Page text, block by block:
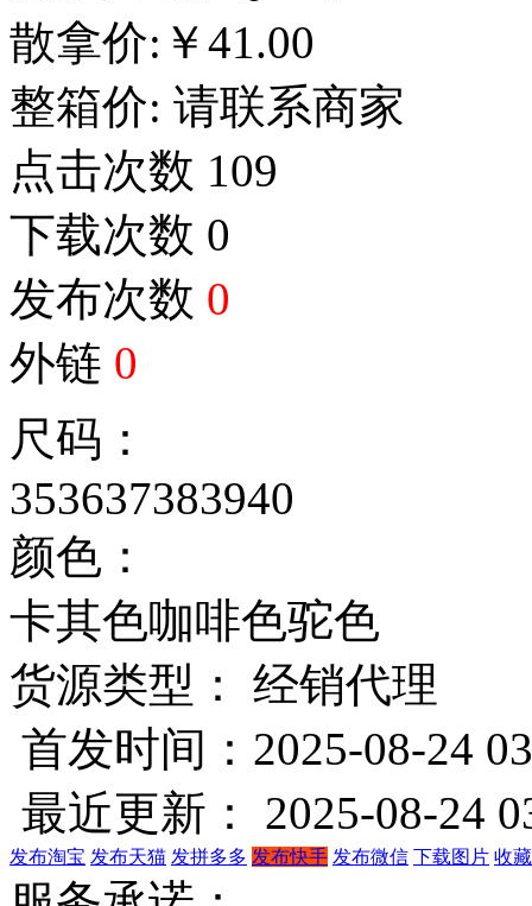
散拿价: ￥41.00
整箱价: 请联系商家
点击次数 109
下载次数 0
发布次数 0
外链 0
尺码：
353637383940
颜色：
卡其色咖啡色驼色
货源类型： 经销代理
首发时间：2025-08-24
最近更新： 2025-08-24
发布淘宝 发布天猫 发拼多多 发布快手 发布微信 下载图片 收